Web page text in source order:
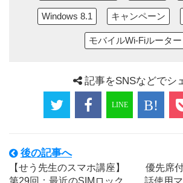
Windows 8.1 キャンペーン
モバイルWi-Fiルーター
記事をSNSなどでシ
後の記事へ
【せう先生のスマホ講座】
第29回：最近のSIMロック
優先席
話使用